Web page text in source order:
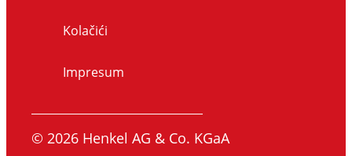
Kolačići
Impresum
© 2026 Henkel AG & Co. KGaA